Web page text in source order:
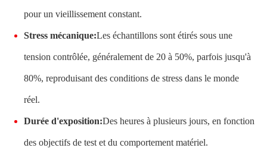
pour un vieillissement constant.
Stress mécanique:Les échantillons sont étirés sous une
tension contrôlée, généralement de 20 à 50%, parfois jusqu'à
80%, reproduisant des conditions de stress dans le monde
réel.
Durée d'exposition:Des heures à plusieurs jours, en fonction
des objectifs de test et du comportement matériel.